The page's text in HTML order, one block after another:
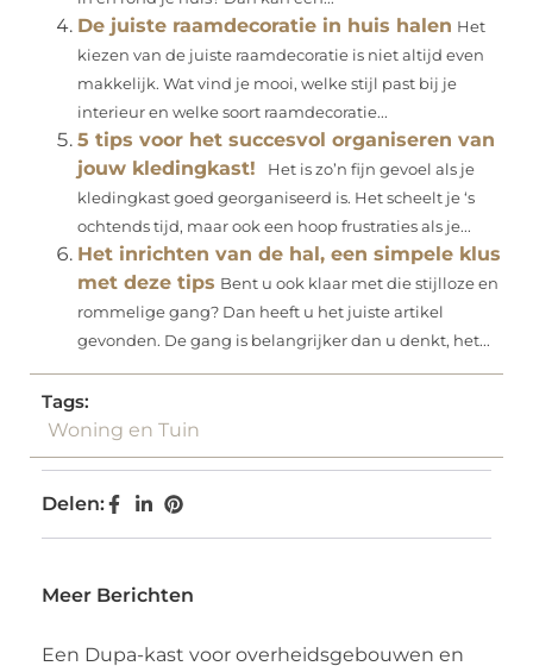
De juiste raamdecoratie in huis halen Het
kiezen van de juiste raamdecoratie is niet altijd even
makkelijk. Wat vind je mooi, welke stijl past bij je
interieur en welke soort raamdecoratie...
5 tips voor het succesvol organiseren van
jouw kledingkast!
Het is zo’n fijn gevoel als je
kledingkast goed georganiseerd is. Het scheelt je ‘s
ochtends tijd, maar ook een hoop frustraties als je...
Het inrichten van de hal, een simpele klus
met deze tips Bent u ook klaar met die stijlloze en
rommelige gang? Dan heeft u het juiste artikel
gevonden. De gang is belangrijker dan u denkt, het...
Tags:
Woning en Tuin
Delen:
Meer Berichten
Een Dupa-kast voor overheidsgebouwen en